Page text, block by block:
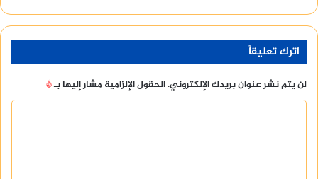
اترك تعليقاً
لن يتم نشر عنوان بريدك الإلكتروني.الحقول الإلزامية مشار إليها بـ*